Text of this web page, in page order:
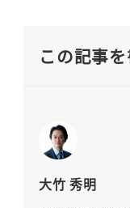
この記事
大竹 秀明